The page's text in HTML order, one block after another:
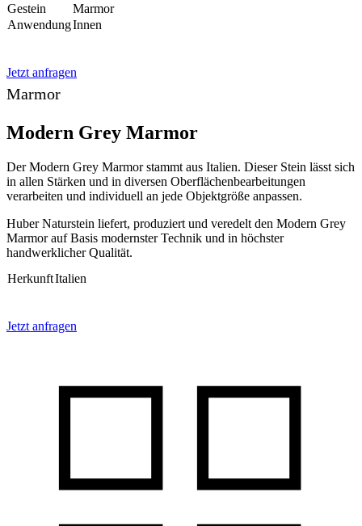
Gestein
Marmor
AnwendungInnen
Jetzt anfragen
Marmor
Modern Grey Marmor
Der Modern Grey Marmor stammt aus Italien. Dieser Stein lässt sich
in allen Stärken und in diversen Oberflächenbearbeitungen
verarbeiten und individuell an jede Objektgröße anpassen.
Huber Naturstein liefert, produziert und veredelt den Modern Grey
Marmor auf Basis modernster Technik und in höchster
handwerklicher Qualität.
HerkunftItalien
Jetzt anfragen